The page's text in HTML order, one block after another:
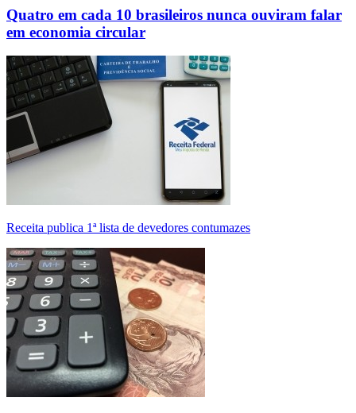
Quatro em cada 10 brasileiros nunca ouviram falar
em economia circular
Receita publica 1ª lista de devedores contumazes